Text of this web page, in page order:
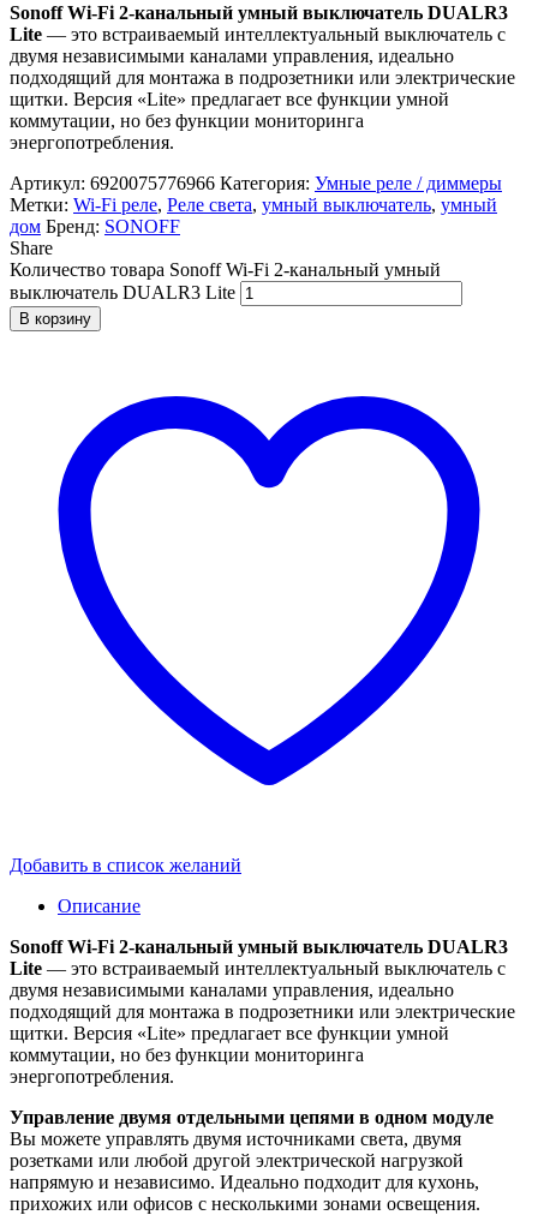
Sonoff Wi-Fi 2-канальный умный выключатель DUALR3
Lite — это встраиваемый интеллектуальный выключатель с
двумя независимыми каналами управления, идеально
подходящий для монтажа в подрозетники или электрические
щитки. Версия «Lite» предлагает все функции умной
коммутации, но без функции мониторинга
энергопотребления.
Артикул: 6920075776966 Категория: Умные реле / диммеры
Метки: Wi-Fi реле, Реле света, умный выключатель, умный
дом Бренд: SONOFF
Share
Количество товара Sonoff Wi-Fi 2-канальный умный
выключатель DUALR3 Lite
В корзину
Добавить в список желаний
Описание
Sonoff Wi-Fi 2-канальный умный выключатель DUALR3
Lite — это встраиваемый интеллектуальный выключатель с
двумя независимыми каналами управления, идеально
подходящий для монтажа в подрозетники или электрические
щитки. Версия «Lite» предлагает все функции умной
коммутации, но без функции мониторинга
энергопотребления.
Управление двумя отдельными цепями в одном модуле
Вы можете управлять двумя источниками света, двумя
розетками или любой другой электрической нагрузкой
напрямую и независимо. Идеально подходит для кухонь,
прихожих или офисов с несколькими зонами освещения.